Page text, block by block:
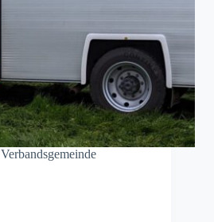
Verbandsgemeinde